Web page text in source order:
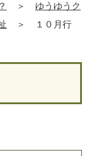
＞
ゆうゆうク
＞
１０月行